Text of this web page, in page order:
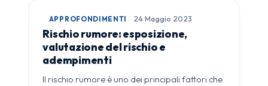
APPROFONDIMENTI 24 Maggio 2023
Rischio rumore: esposizione,
valutazione del rischio e
adempimenti
Il rischio rumore è uno dei principali fattori che